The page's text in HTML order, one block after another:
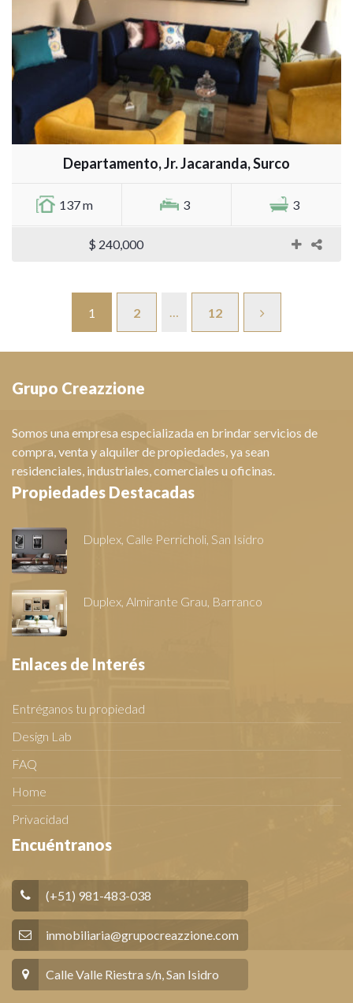
Departamento, Jr. Jacaranda, Surco
137 m 3 3
$ 240,000
1 2 … 12
Grupo Creazzione
Somos una empresa especializada en brindar servicios de
compra, venta y alquiler de propiedades, ya sean
residenciales, industriales, comerciales u oficinas.
Propiedades Destacadas
Duplex, Calle Perricholi, San Isidro
Duplex, Almirante Grau, Barranco
Enlaces de Interés
Entréganos tu propiedad
Design Lab
FAQ
Home
Privacidad
Encuéntranos
(+51) 981-483-038
inmobiliaria@grupocreazzione.com
Calle Valle Riestra s/n, San Isidro